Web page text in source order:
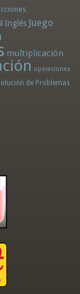
Inglés Juego
multiplicación
operaciones
de Problemas